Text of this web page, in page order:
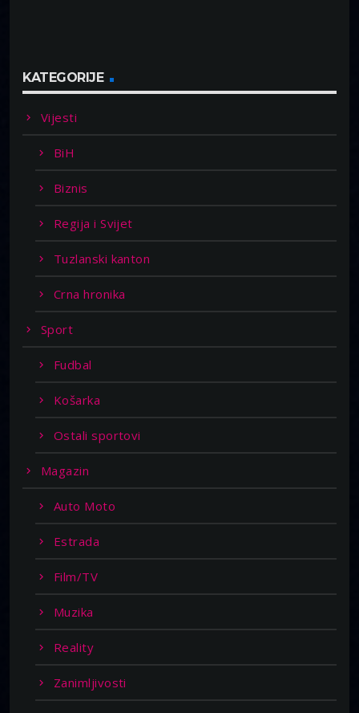
KATEGORIJE
Vijesti
BiH
Biznis
Regija i Svijet
Tuzlanski kanton
Crna hronika
Sport
Fudbal
Košarka
Ostali sportovi
Magazin
Auto Moto
Estrada
Film/TV
Muzika
Reality
Zanimljivosti